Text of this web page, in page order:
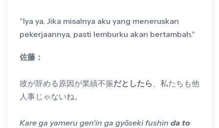
"Iya ya. Jika misalnya aku yang meneruskan
pekerjaannya, pasti lemburku akan bertambah."
佐藤：
彼が辞める原因が業績不振だとしたら 、私たちも他
人事じゃないね。
Kare ga yameru gen'in ga gyōseki fushin da to